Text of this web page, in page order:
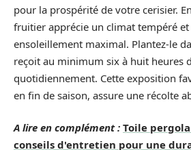
pour la prospérité de votre cerisier.
fruitier apprécie un climat tempéré et
ensoleillement maximal. Plantez-le
reçoit au minimum six à huit heures
quotidiennement. Cette exposition
en fin de saison, assure une récolte
A lire en complément : Toile
conseils d'entretien pour une